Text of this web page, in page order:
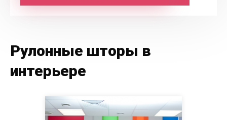
Рулонные шторы в
интерьере